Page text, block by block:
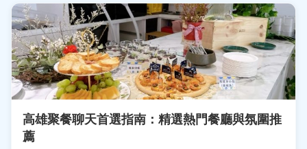
高雄聚餐聊天首選指南：精選熱門餐廳與氛圍推
薦